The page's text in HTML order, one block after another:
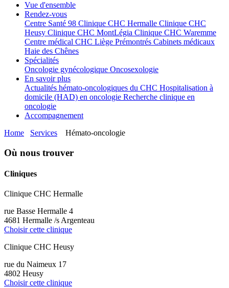
Vue d'ensemble
Rendez-vous
Centre Santé 98 Clinique CHC Hermalle Clinique CHC
Heusy Clinique CHC MontLégia Clinique CHC Waremme
Centre médical CHC Liège Prémontrés Cabinets médicaux
Haie des Chênes
Spécialités
Oncologie gynécologique Oncosexologie
En savoir plus
Actualités hémato-oncologiques du CHC Hospitalisation à
domicile (HAD) en oncologie Recherche clinique en
oncologie
Accompagnement
Home
Services Hémato-oncologie
Où nous trouver
Cliniques
Clinique CHC Hermalle
rue Basse Hermalle 4
4681 Hermalle /s Argenteau
Choisir cette clinique
Clinique CHC Heusy
rue du Naimeux 17
4802 Heusy
Choisir cette clinique